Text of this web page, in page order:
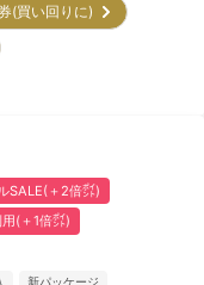
(買い回りに)
SALE(＋2倍㌽)
(＋1倍㌽)
新パッケージ